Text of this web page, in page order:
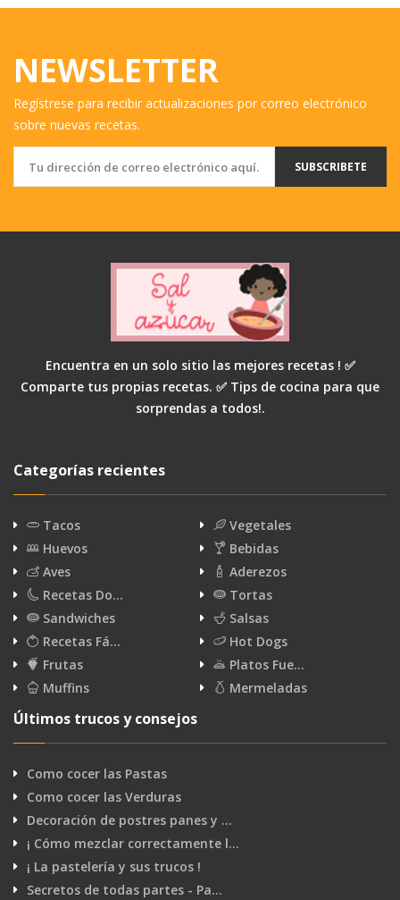
NEWSLETTER
Regístrese para recibir actualizaciones por correo electrónico
sobre nuevas recetas.
SUBSCRIBETE
Encuentra en un solo sitio las mejores recetas ! ✅
Comparte tus propias recetas. ✅ Tips de cocina para que
sorprendas a todos!.
Categorías recientes
Tacos
Vegetales
Huevos
Bebidas
Aves
Aderezos
Recetas Do…
Tortas
Sandwiches
Salsas
Recetas Fá…
Hot Dogs
Frutas
Platos Fue…
Muffins
Mermeladas
Últimos trucos y consejos
Como cocer las Pastas
Como cocer las Verduras
Decoración de postres panes y …
¡ Cómo mezclar correctamente l…
¡ La pastelería y sus trucos !
Secretos de todas partes - Pa…